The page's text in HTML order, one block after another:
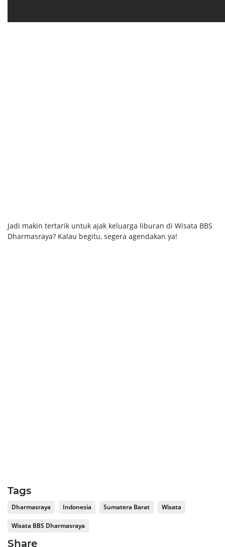
Jadi makin tertarik untuk ajak keluarga liburan di Wisata BBS
Dharmasraya? Kalau begitu, segera agendakan ya!
Tags
Dharmasraya Indonesia Sumatera Barat Wisata
Wisata BBS Dharmasraya
Share